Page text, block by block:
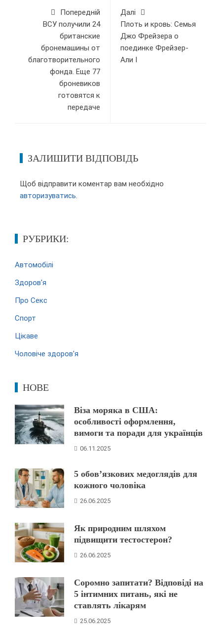
Попередній
ВСУ получили 24
британские
бронемашины от
благотворительного
фонда. Еще 77
броневиков
готовятся к
передаче
Далі
Плоть и кровь: Семья
Джо Фрейзера о
поединке Фрейзер-
Али I
ЗАЛИШИТИ ВІДПОВІДЬ
Щоб відправити коментар вам необхідно
авторизуватись.
РУБРИКИ:
Автомобілі
Здоров'я
Про Секс
Спорт
Цікаве
Чоловіче здоров'я
НОВЕ
Віза моряка в США:
особливості оформлення,
вимоги та поради для українців
06.11.2025
5 обов’язкових медоглядів для
кожного чоловіка
26.06.2025
Як природним шляхом
підвищити тестостерон?
26.06.2025
Соромно запитати? Відповіді на
5 інтимних питань, які не
ставлять лікарям
25.06.2025